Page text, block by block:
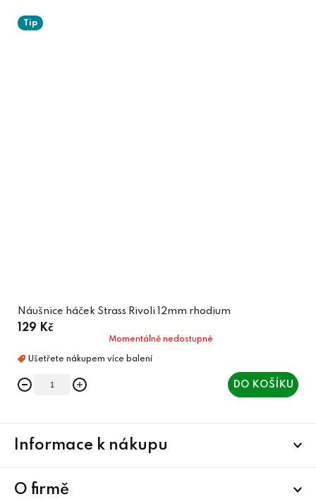
Tip
Náušnice háček Strass Rivoli 12mm rhodium
129 Kč
Momentálně nedostupné
DO KOŠÍKU
Informace k nákupu
O firmě